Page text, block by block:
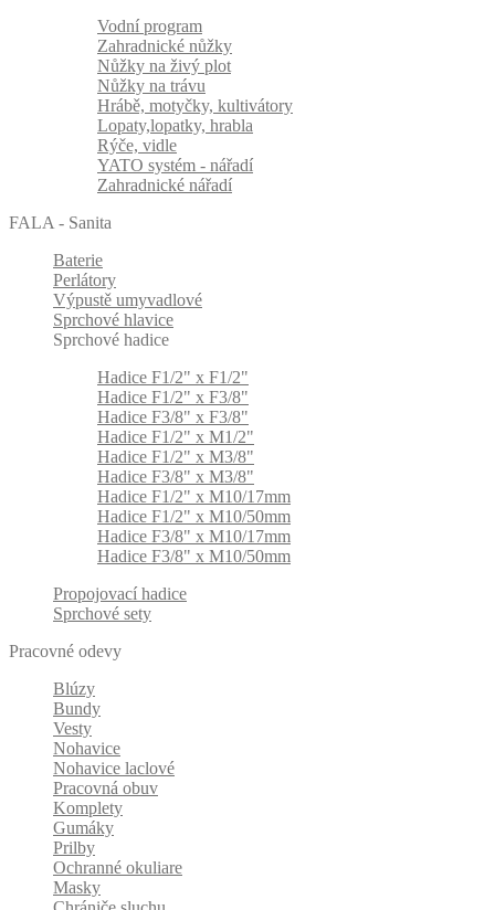
Vodní program
Zahradnické nůžky
Nůžky na živý plot
Nůžky na trávu
Hrábě, motyčky, kultivátory
Lopaty,lopatky, hrabla
Rýče, vidle
YATO systém - nářadí
Zahradnické nářadí
FALA - Sanita
Baterie
Perlátory
Výpustě umyvadlové
Sprchové hlavice
Sprchové hadice
Hadice F1/2" x F1/2"
Hadice F1/2" x F3/8"
Hadice F3/8" x F3/8"
Hadice F1/2" x M1/2"
Hadice F1/2" x M3/8"
Hadice F3/8" x M3/8"
Hadice F1/2" x M10/17mm
Hadice F1/2" x M10/50mm
Hadice F3/8" x M10/17mm
Hadice F3/8" x M10/50mm
Propojovací hadice
Sprchové sety
Pracovné odevy
Blúzy
Bundy
Vesty
Nohavice
Nohavice laclové
Pracovná obuv
Komplety
Gumáky
Prilby
Ochranné okuliare
Masky